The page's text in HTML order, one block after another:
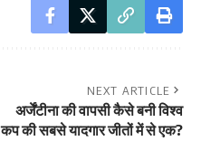
NEXT ARTICLE
अर्जेंटीना की वापसी कैसे बनी विश्व
कप की सबसे यादगार जीतों में से एक?